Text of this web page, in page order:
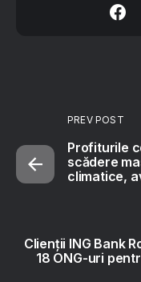
PREV POST
Profiturile
scădere
climatice,
Clienții ING Bank
18 ONG-uri